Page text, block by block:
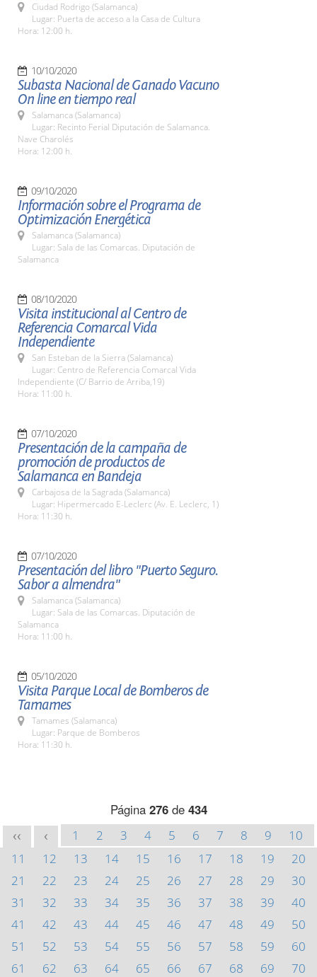
Ciudad Rodrigo (Salamanca)
Lugar: Puerta de acceso a la Casa de Cultura
Hora: 12:00 h.
10/10/2020
Subasta Nacional de Ganado Vacuno
On line en tiempo real
Salamanca (Salamanca)
Lugar: Recinto Ferial Diputación de Salamanca.
Nave Charolés
Hora: 12:00 h.
09/10/2020
Información sobre el Programa de
Optimización Energética
Salamanca (Salamanca)
Lugar: Sala de las Comarcas. Diputación de
Salamanca
08/10/2020
Visita institucional al Centro de
Referencia Comarcal Vida
Independiente
San Esteban de la Sierra (Salamanca)
Lugar: Centro de Referencia Comarcal Vida
Independiente (C/ Barrio de Arriba,19)
Hora: 11:00 h.
07/10/2020
Presentación de la campaña de
promoción de productos de
Salamanca en Bandeja
Carbajosa de la Sagrada (Salamanca)
Lugar: Hipermercado E-Leclerc (Av. E. Leclerc, 1)
Hora: 11:30 h.
07/10/2020
Presentación del libro "Puerto Seguro.
Sabor a almendra"
Salamanca (Salamanca)
Lugar: Sala de las Comarcas. Diputación de
Salamanca
Hora: 11:00 h.
05/10/2020
Visita Parque Local de Bomberos de
Tamames
Tamames (Salamanca)
Lugar: Parque de Bomberos
Hora: 11:30 h.
Página 276de 434
<< < 1 2 3 4 5 6 7 8 9
10
11
12 13 14 15 16 17 18 19
20
21
22 23 24 25 26 27 28 29
30
31
32 33 34 35 36 37 38 39
40
41
42 43 44 45 46 47 48 49
50
51
52 53 54 55 56 57 58 59
60
61
62 63 64 65 66 67 68 69
70